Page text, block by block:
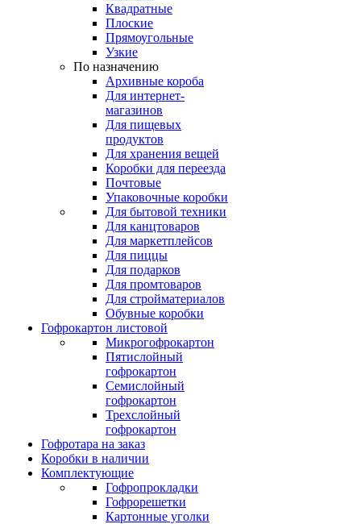
Квадратные
Плоские
Прямоугольные
Узкие
По назначению
Архивные короба
Для интернет-
магазинов
Для пищевых
продуктов
Для хранения вещей
Коробки для переезда
Почтовые
Упаковочные коробки
Для бытовой техники
Для канцтоваров
Для маркетплейсов
Для пиццы
Для подарков
Для промтоваров
Для стройматериалов
Обувные коробки
Гофрокартон листовой
Микрогофрокартон
Пятислойный
гофрокартон
Семислойный
гофрокартон
Трехслойный
гофрокартон
Гофротара на заказ
Коробки в наличии
Комплектующие
Гофропрокладки
Гофрорешетки
Картонные уголки